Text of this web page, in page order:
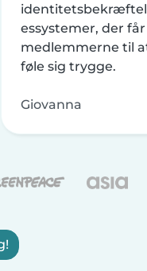
essystemer, der får
medlemmerne til
føle sig trygge.
Giovanna